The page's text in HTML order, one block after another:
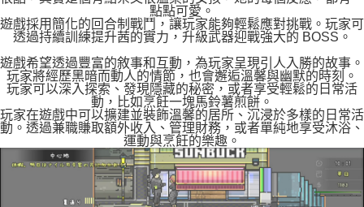
點點可愛。
遊戲採用簡化的回合制戰鬥，讓玩家能夠輕鬆應對挑戰。玩家可
透過持續訓練提升茜的實力，升級武器迎戰強大的 BOSS。
遊戲希望透過豐富的敘事和互動，為玩家呈現引人入勝的故事。
玩家將經歷黑暗而動人的情節，也會邂逅溫馨與幽默的時刻。
玩家可以深入探索、發現隱藏的秘密，或者享受輕鬆的日常活
動，比如烹飪一塊馬鈴薯煎餅。
玩家在遊戲中可以擴建並裝飾溫馨的居所、沉浸於多樣的日常活
動。透過兼職賺取額外收入、管理財務，或者單純地享受沐浴、
運動與烹飪的樂趣。